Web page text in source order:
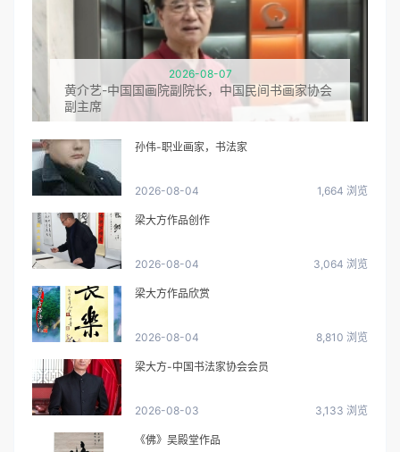
2026-08-07
黄介艺-中国国画院副院长，中国民间书画家协会
副主席
孙伟-职业画家，书法家
2026-08-04 1,664 浏览
梁大方作品创作
2026-08-04 3,064 浏览
梁大方作品欣赏
2026-08-04 8,810 浏览
梁大方-中国书法家协会会员
2026-08-03 3,133 浏览
《佛》吴殿堂作品